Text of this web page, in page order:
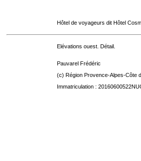
Hôtel de voyageurs dit Hôtel
Elévations ouest. Détail.
Pauvarel Frédéric
(c) Région Provence-Alpes-Côte
Immatriculation :